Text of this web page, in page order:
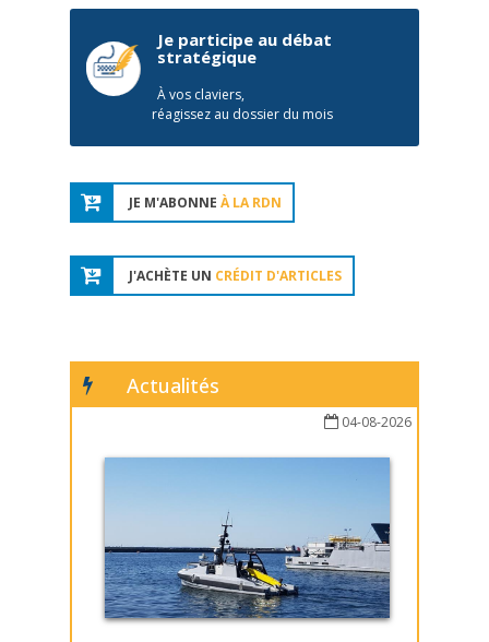
Je participe au débat
stratégique
À vos claviers,
réagissez au dossier du mois
JE M'ABONNE À LA RDN
J'ACHÈTE UN CRÉDIT D'ARTICLES
Actualités
04-08-2026